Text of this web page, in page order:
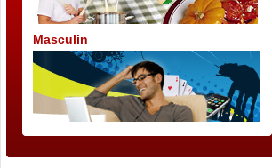
Masculin